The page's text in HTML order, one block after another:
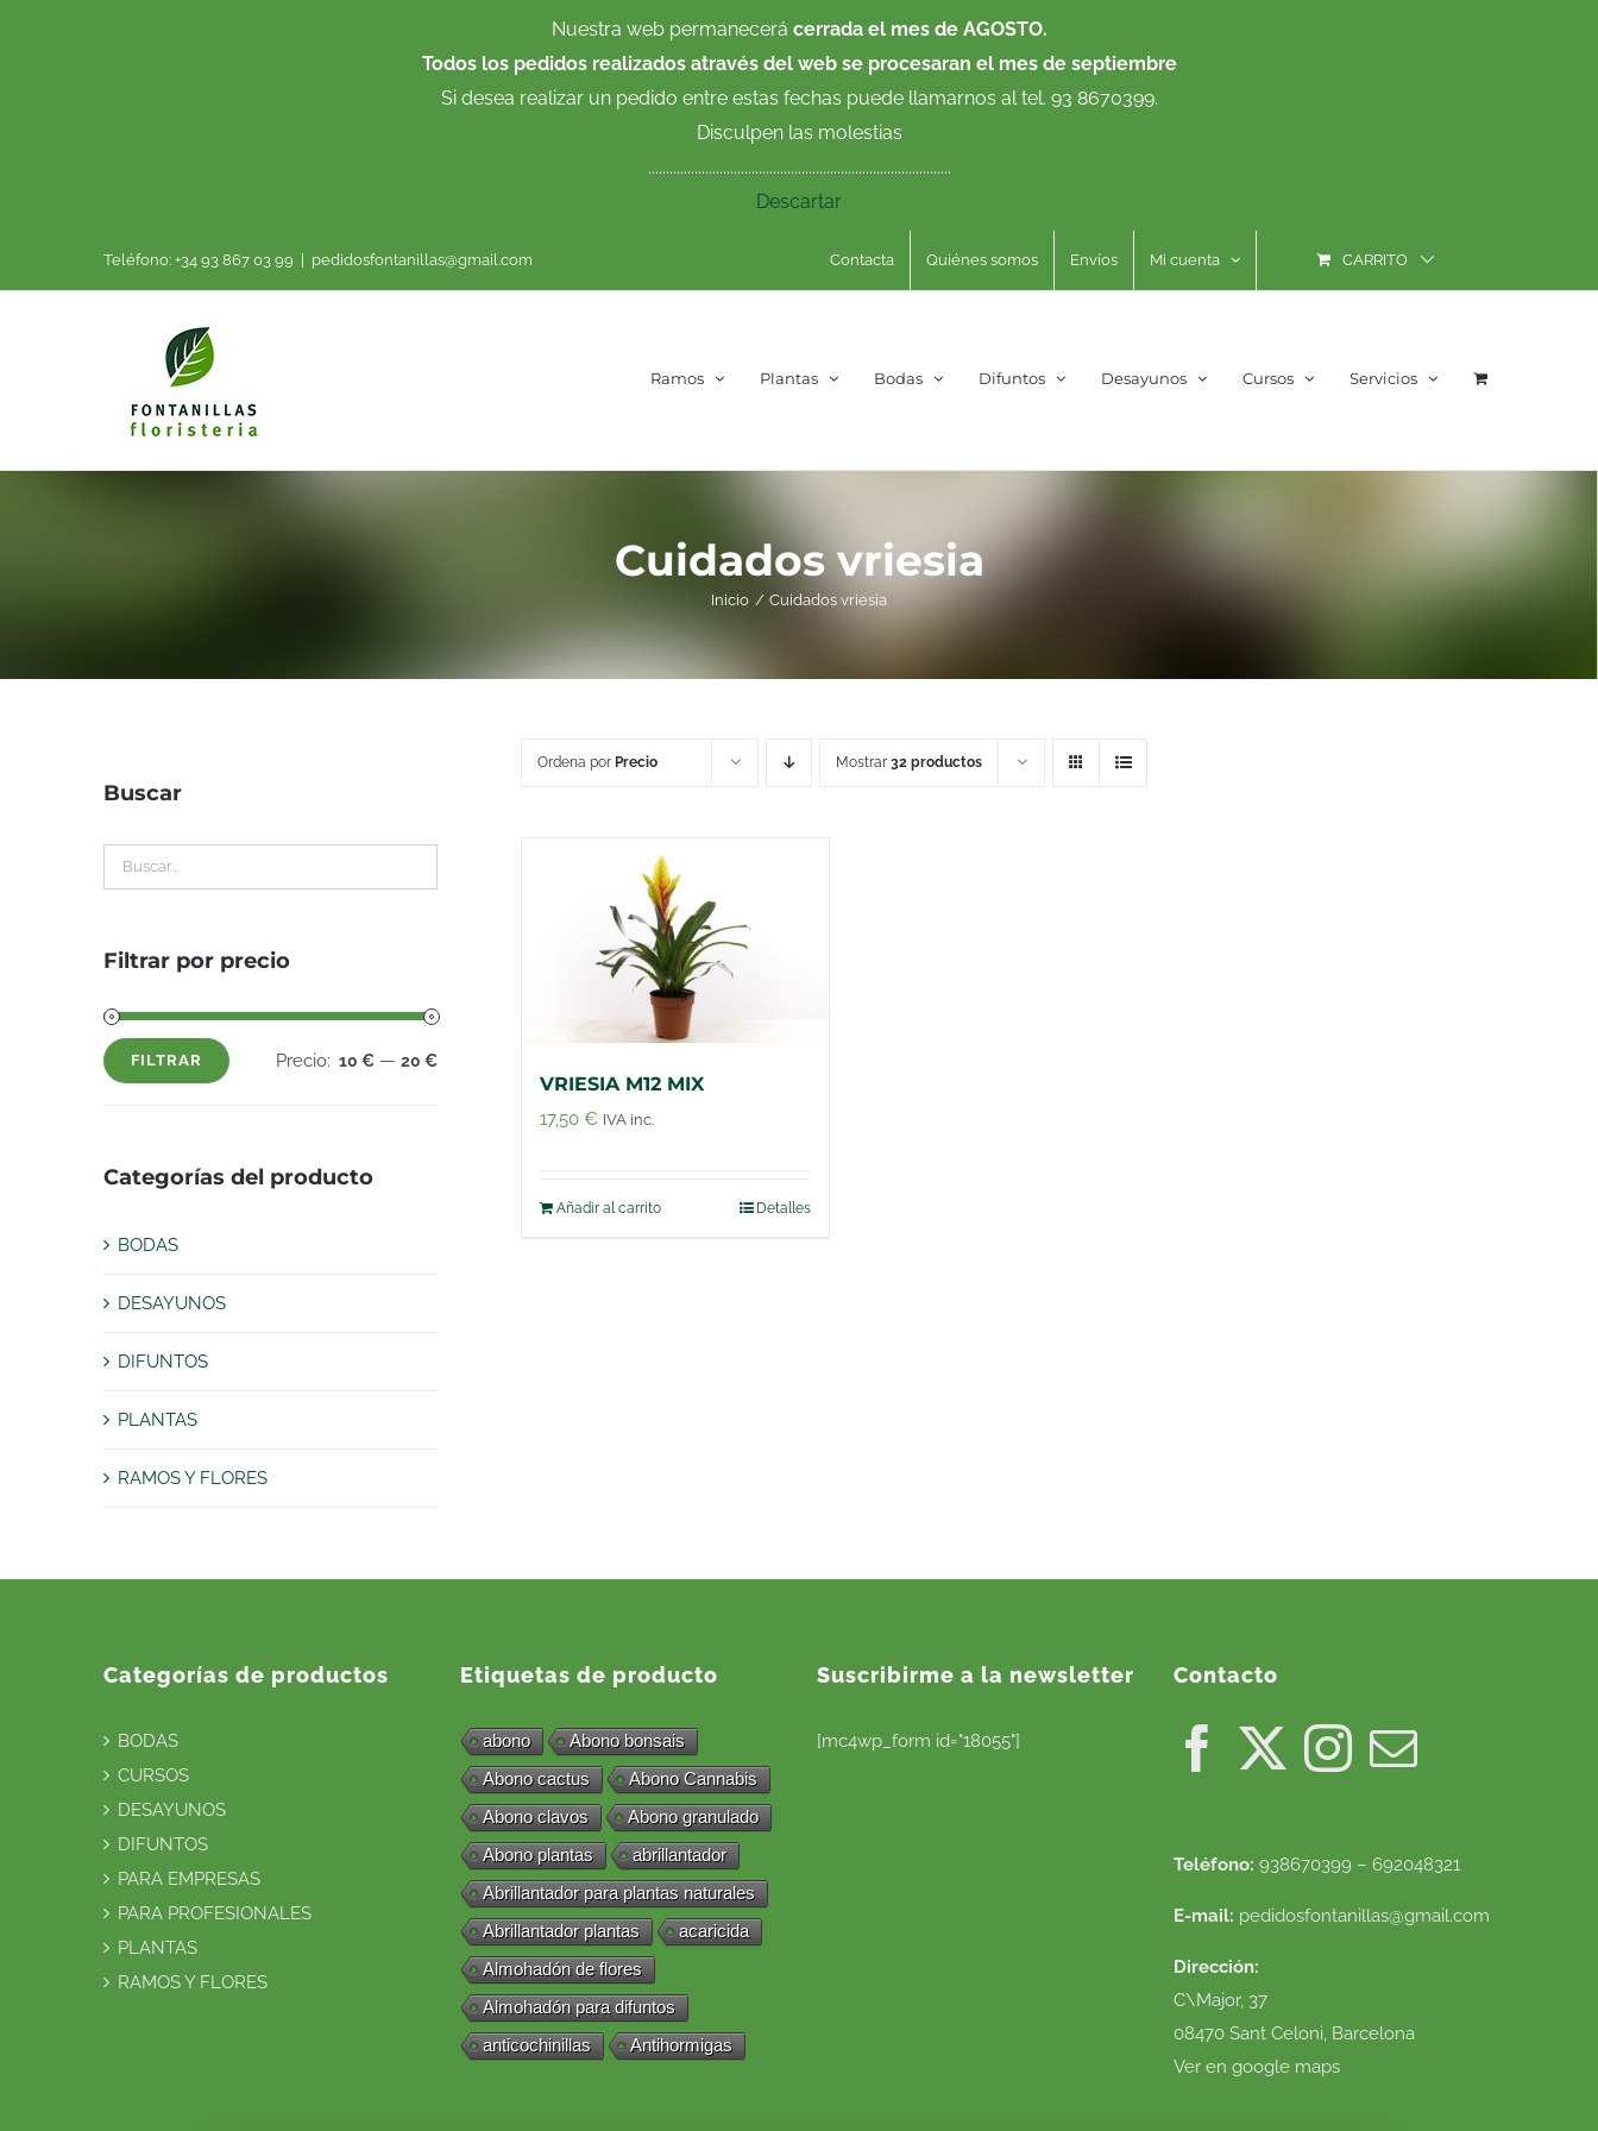
Nuestra web permanecerá cerrada el mes de AGOSTO.
Todos los pedidos realizados através del web se procesaran el mes de septiembre
Si desea realizar un pedido entre estas fechas puede llamarnos al tel. 93 8670399.
Disculpen las molestias
.....................................................................................
Descartar
Teléfono: +34 93 867 03 99 pedidosfontanillas@gmail.com Contacta Quiénes somos Envíos Mi cuenta CARRITO
Ramos Plantas Bodas Difuntos Desayunos Cursos Servicios
Cuidados vriesia
Inicio Cuidados vriesia
Ordena por Precio Mostrar 32 productos
VRIESIA M12 MIX
17,50 € IVA inc.
Añadir al carrito Detalles
Buscar
Filtrar por precio
Precio
Precio
FILTRAR Precio: 10 €— 20 €
Categorías del producto
BODAS
DESAYUNOS
DIFUNTOS
PLANTAS
RAMOS Y FLORES
Categorías de productos
BODAS
CURSOS
DESAYUNOS
DIFUNTOS
PARA EMPRESAS
PARA PROFESIONALES
PLANTAS
RAMOS Y FLORES
Etiquetas de producto
abono
Abono bonsais
Abono cactus
Abono Cannabis
Abono clavos
Abono granulado
Abono plantas
abrillantador
Abrillantador para plantas naturales
Abrillantador plantas
acaricida
Almohadón de flores
Almohadón para difuntos
anticochinillas
Antihormigas
Suscribirme a la newsletter
[mc4wp_form id="18055"]
Contacto
Teléfono: 938670399 – 692048321
E-mail: pedidosfontanillas@gmail.com
Dirección:
C\Major, 37
08470 Sant Celoni, Barcelona
Ver en google maps